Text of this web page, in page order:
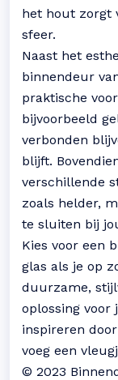
het hout zorgt
sfeer.
Naast het
binnendeur
praktische
bijvoorbeeld
verbonden
blijft.
verschillende
zoals helder,
te sluiten bij
Kies voor een
glas als je op
duurzame,
oplossing voor
inspireren
voeg een
© 2023